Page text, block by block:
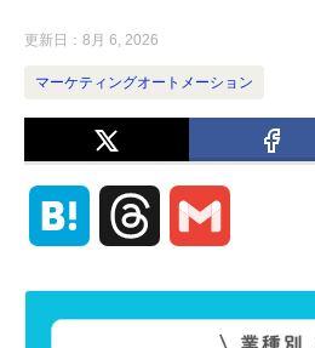
更新日： 8月 6, 2026
マーケティングオートメーション
a